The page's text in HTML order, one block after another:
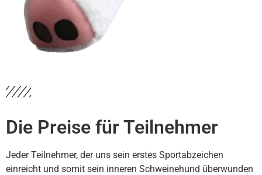
Die Preise für Teilnehmer
Jeder Teilnehmer, der uns sein erstes Sportabzeichen
einreicht und somit sein inneren Schweinehund überwunden